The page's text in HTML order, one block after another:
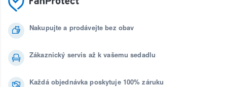
Nakupujte a prodávejte bez obav
Zákaznický servis až k vašemu sedadlu
Každá objednávka poskytuje 100% záruku